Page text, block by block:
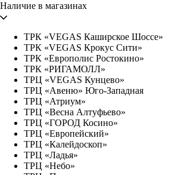
Наличие в магазинах
ТРК «VEGAS Каширское Шоссе»
ТРК «VEGAS Крокус Сити»
ТРК «Европолис Ростокино»
ТРК «РИГАМОЛЛ»
ТРЦ «VEGAS Кунцево»
ТРЦ «Авеню» Юго-Западная
ТРЦ «Атриум»
ТРЦ «Весна Алтуфьево»
ТРЦ «ГОРОД Косино»
ТРЦ «Европейский»
ТРЦ «Калейдоскоп»
ТРЦ «Ладья»
ТРЦ «Небо»